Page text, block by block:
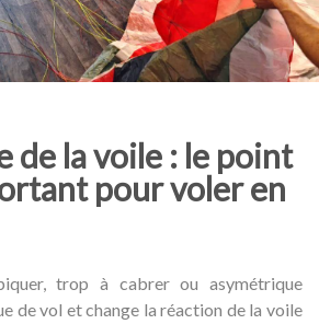
de la voile : le point
pour voler en
trop à cabrer ou asymétrique
de vol et change la réaction de la voile